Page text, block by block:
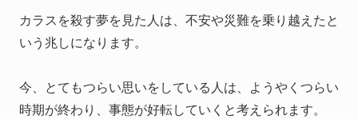
カラスを殺す夢を見た人は、不安や災難を乗り越えたと
いう兆しになります。
今、とてもつらい思いをしている人は、ようやくつらい
時期が終わり、事態が好転していくと考えられます。